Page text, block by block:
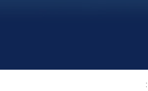
: